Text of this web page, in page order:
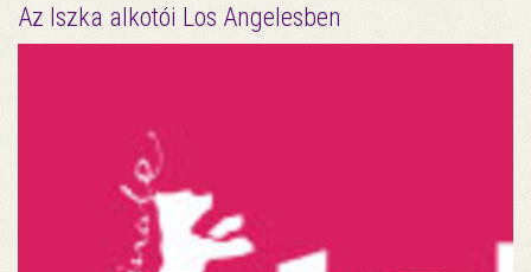
Az Iszka alkotói Los Angelesben